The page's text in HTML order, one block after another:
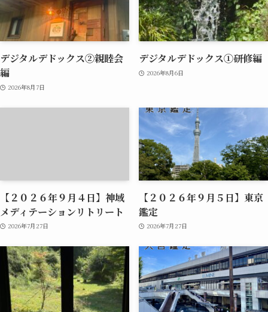
デジタルデドックス②親睦会
編
2026年8月7日
デジタルデドックス①研修編
2026年8月6日
【２０２６年９月４日】神域
メディテーションリトリート
2026年7月27日
【２０２６年９月５日】東京
鑑定
2026年7月27日